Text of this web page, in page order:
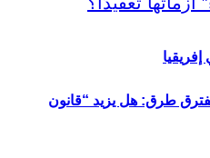
طرق: هل يزيد “قانون